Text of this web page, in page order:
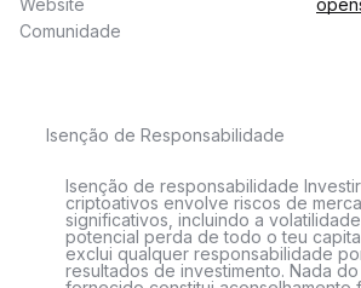
Website
Comunidade
Isenção de Responsabilidade
Isenção de responsabilidade
criptoativos envolve riscos de
significativos, incluindo a
potencial perda de todo o teu
exclui qualquer responsabilidade
resultados de investimento. Nada